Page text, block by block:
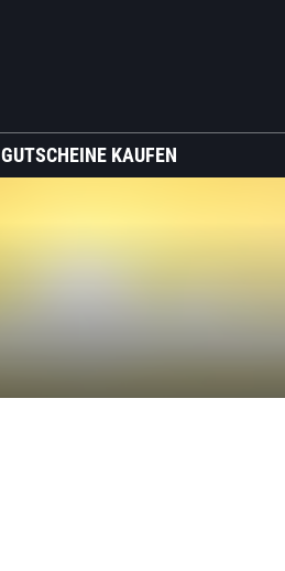
GUTSCHEINE KAUFEN